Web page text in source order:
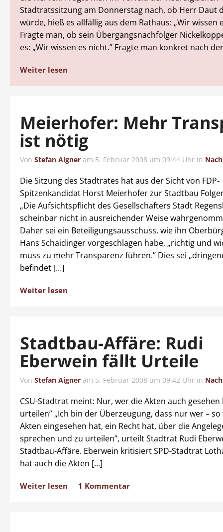
Stadtratssitzung am Donnerstag nach, ob Herr Daut
würde, hieß es allfällig aus dem Rathaus: „Wir wissen
Fragte man, ob sein Übergangsnachfolger
es: „Wir wissen es nicht.” Fragte man konkret nach
Weiter lesen
Meierhofer: Mehr
ist nötig
Von Stefan Aigner am 5. Februar 2008 um 09:44 Uhr in
Die Sitzung des Stadtrates hat aus der Sicht von FDP-
Spitzenkandidat Horst Meierhofer zur Stadtbau
„Die Aufsichtspflicht des Gesellschafters Stadt
scheinbar nicht in ausreichender Weise
Daher sei ein Beteiligungsausschuss, wie ihn
Hans Schaidinger vorgeschlagen habe, „richtig und
muss zu mehr Transparenz führen.” Dies sei
befindet […]
Weiter lesen
Stadtbau-Affäre: Rudi
Eberwein fällt Urteile
Von Stefan Aigner am 5. Februar 2008 um 09:42 Uhr in
CSU-Stadtrat meint: Nur, wer die Akten auch
urteilen” „Ich bin der Überzeugung, dass nur wer – so
Akten eingesehen hat, ein Recht hat, über die
sprechen und zu urteilen”, urteilt Stadtrat Rudi
Stadtbau-Affäre. Eberwein kritisiert SPD-Stadtrat
hat auch die Akten […]
Weiter lesen 1 Kommentar